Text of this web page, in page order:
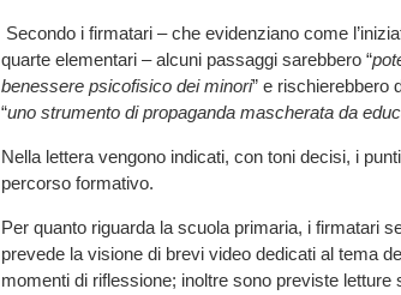
Secondo i firmatari – che evidenziano come
quarte elementari – alcuni passaggi sarebbero “
benessere psicofisico dei minori” e rischierebbero
“uno strumento di propaganda mascherata da
Nella lettera vengono indicati, con toni decisi, i
percorso formativo.
Per quanto riguarda la scuola primaria, i firmatari
prevede la visione di brevi video dedicati al tema
momenti di riflessione; inoltre sono previste letture